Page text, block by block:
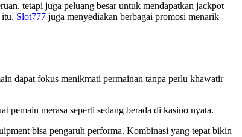
tetapi juga peluang besar untuk mendapatkan jackpot
itu, Slot777 juga menyediakan berbagai promosi menarik
dapat fokus menikmati permainan tanpa perlu khawatir
pemain merasa seperti sedang berada di kasino nyata.
bisa pengaruh performa. Kombinasi yang tepat bikin